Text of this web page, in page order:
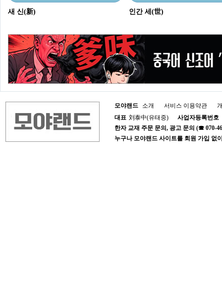
새 신(新) 인간 세(世)
모야랜드 소개 서비스 이용약관
대표 刘泰中(유태중) 사업자등록번호
한자 교재 주문 문의, 광고 문의 (☎ 070-
누구나 모야랜드 사이트를 회원 가입 없